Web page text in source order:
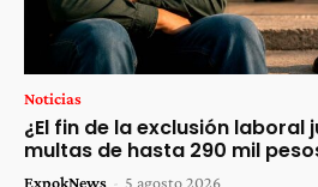
Noticias
¿El fin de la exclusión laboral
multas de hasta 290 mil
ExpokNews - 5 agosto 2026